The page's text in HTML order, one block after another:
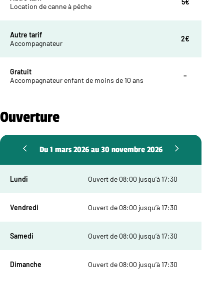
Location de canne à pêche
5€
Autre tarif
Accompagnateur
2€
Gratuit
Accompagnateur enfant de moins de 10 ans
–
Ouverture
Du 1 mars 2026 au 30 novembre 2026
Lundi Ouvert de 08:00 jusqu’à 17:30
Vendredi Ouvert de 08:00 jusqu’à 17:30
Samedi Ouvert de 08:00 jusqu’à 17:30
Dimanche Ouvert de 08:00 jusqu’à 17:30